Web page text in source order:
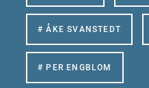
# ÅKE SVANSTEDT
# PER ENGBLOM